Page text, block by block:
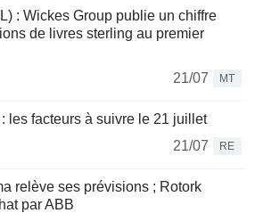
: Wickes Group publie un chiffre
de livres sterling au premier
21/07
MT
les facteurs à suivre le 21 juillet
21/07
RE
relève ses prévisions ; Rotork
par ABB